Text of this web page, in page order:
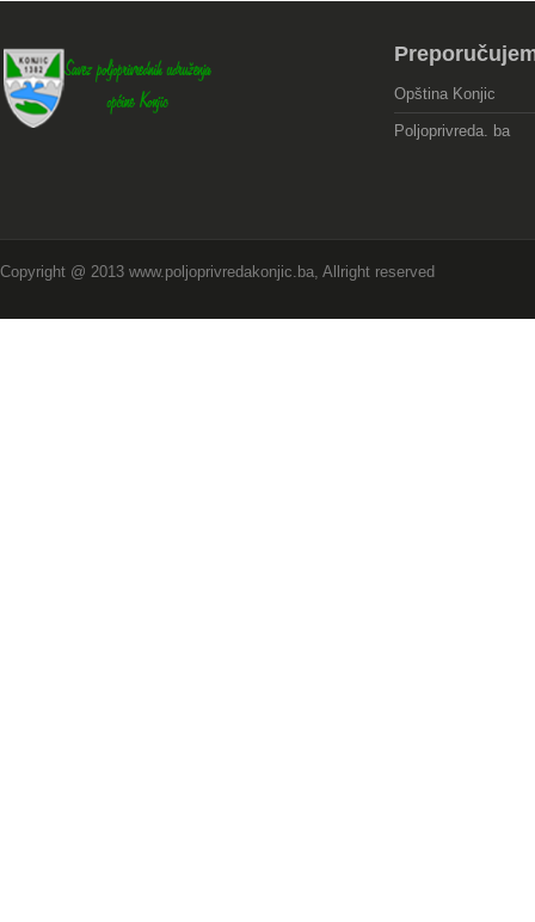
Opština Konjic
Poljoprivreda. ba
Copyright @ 2013 www.poljoprivredakonjic.ba, Allright reserved